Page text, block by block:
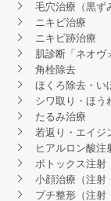
毛穴治療（黒ず
ニキビ治療
ニキビ跡治療
肌診断「ネオヴ
角栓除去
ほくろ除去・い
シワ取り・ほう
たるみ治療
若返り・エイジ
ヒアルロン酸注
ボトックス注射
小顔治療（注射
プチ整形（注射